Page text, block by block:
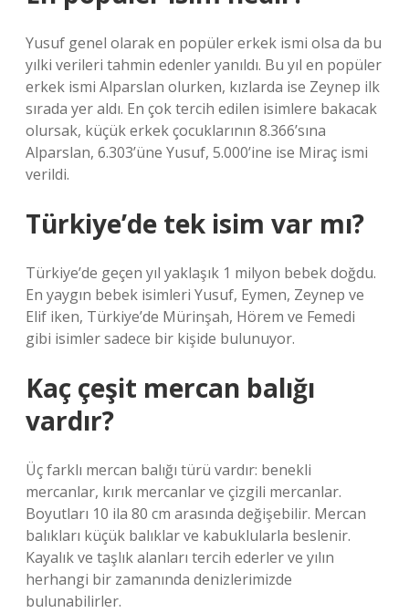
Yusuf genel olarak en popüler erkek ismi olsa da bu
yılki verileri tahmin edenler yanıldı. Bu yıl en popüler
erkek ismi Alparslan olurken, kızlarda ise Zeynep ilk
sırada yer aldı. En çok tercih edilen isimlere bakacak
olursak, küçük erkek çocuklarının 8.366’sına
Alparslan, 6.303’üne Yusuf, 5.000’ine ise Miraç ismi
verildi.
Türkiye’de tek isim var mı?
Türkiye’de geçen yıl yaklaşık 1 milyon bebek doğdu.
En yaygın bebek isimleri Yusuf, Eymen, Zeynep ve
Elif iken, Türkiye’de Mürinşah, Hörem ve Femedi
gibi isimler sadece bir kişide bulunuyor.
Kaç çeşit mercan balığı
vardır?
Üç farklı mercan balığı türü vardır: benekli
mercanlar, kırık mercanlar ve çizgili mercanlar.
Boyutları 10 ila 80 cm arasında değişebilir. Mercan
balıkları küçük balıklar ve kabuklularla beslenir.
Kayalık ve taşlık alanları tercih ederler ve yılın
herhangi bir zamanında denizlerimizde
bulunabilirler.